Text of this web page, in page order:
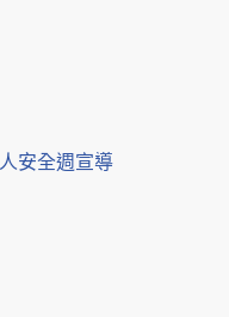
安全週宣導